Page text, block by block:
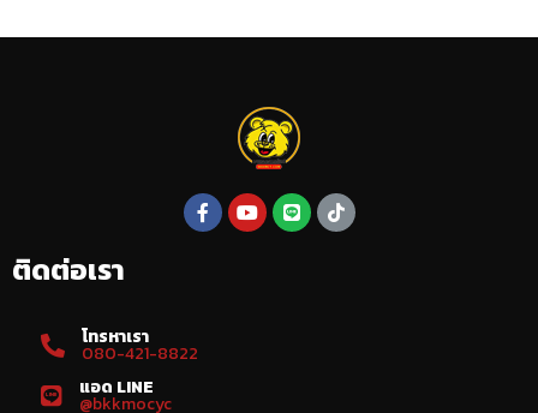
ติดต่อเรา
โทรหาเรา
080-421-8822
แอด LINE
@bkkmocyc